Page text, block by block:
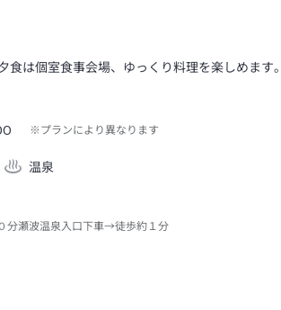
は個室食事会場、ゆっくり料理を楽しめます。
※プランにより異なります
温泉
分瀬波温泉入口下車→徒歩約１分